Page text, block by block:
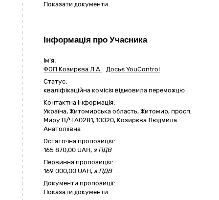
Показати документи
Інформація про Учасника
Ім'я:
ФОП Козирєва Л.А. Досьє YouControl
Статус:
кваліфікаційна комісія відмовила переможцю
Контактна інформація:
Україна, Житомирська область, Житомир, просп.
Миру В/Ч А0281, 10020, Козирєва Людмила
Анатоліївна
Остаточна пропозиція:
165 870,00 UAH, з ПДВ
Первинна пропозиція:
169 000,00 UAH, з ПДВ
Документи пропозиції:
Показати документи